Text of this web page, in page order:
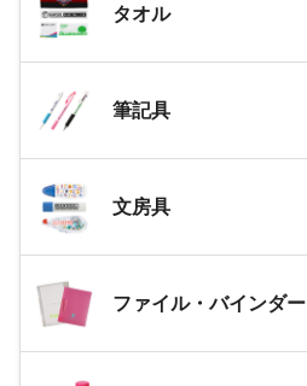
タオル
筆記具
文房具
ファイル・バインダー